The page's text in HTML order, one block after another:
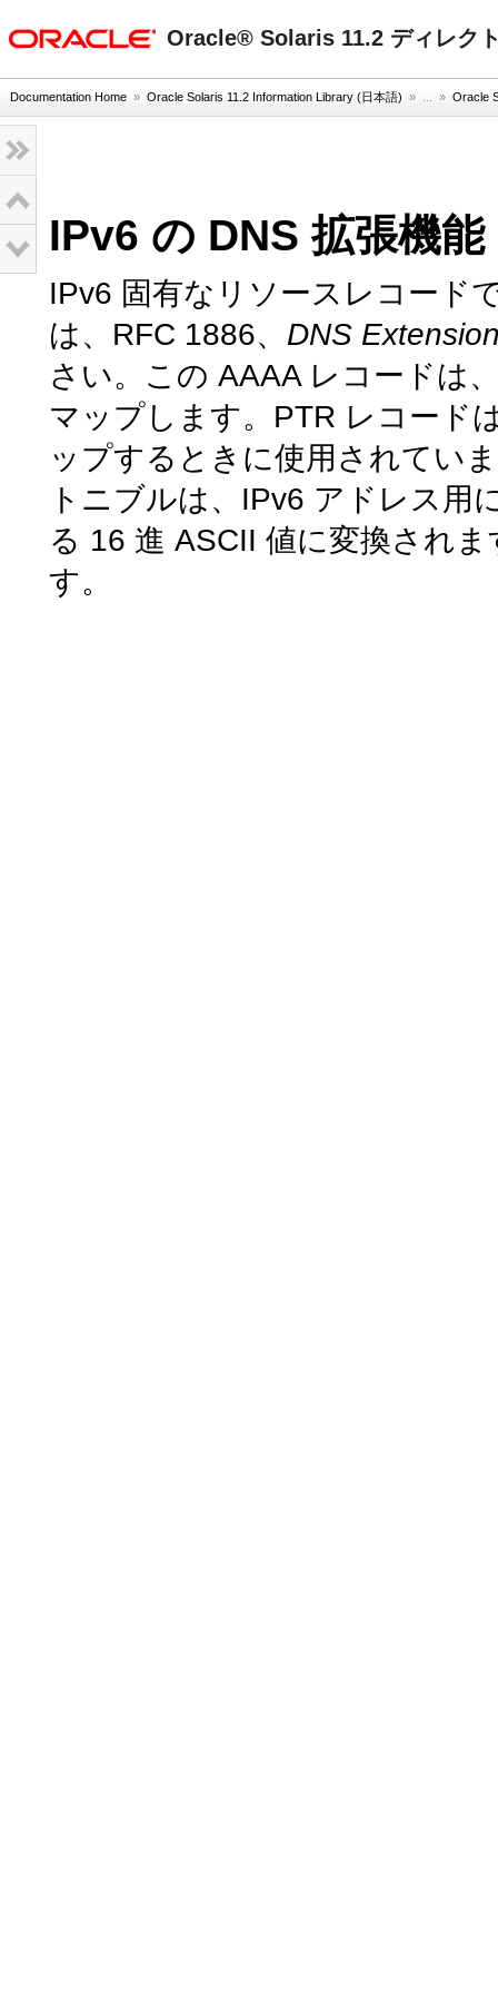
Oracle® Solaris 11.2 ディレク
Documentation Home » Oracle Solaris 11.2 Information Library (日本語) » ... » Oracle
IPv6 の DNS 拡張機能
IPv6 固有なリソースレコード
は、RFC 1886、 DNS
さい。この AAAA レコードは
マップします。PTR レコード
ップするときに使用されてい
トニブルは、IPv6 アドレス用
る 16 進 ASCII 値に変換され
す。